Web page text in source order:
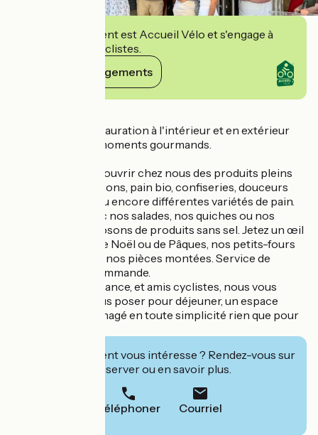
Cet établissement est Accueil Vélo et s'engage à
accueillir des cyclistes.
Voir ses engagements
Un espace de restauration à l'intérieur et en extérieur
pour profiter de moments gourmands.
Vous pourrez découvrir chez nous des produits pleins
de saveurs : macarons, pain bio, confiseries, douceurs
(crêpes, glaces) ou encore différentes variétés de pain.
Régalez-vous avec nos salades, nos quiches ou nos
pizzas. Nous disposons de produits sans sel. Jetez un œil
à nos chocolats de Noël ou de Pâques, nos petits-fours
salés ou sucrés et nos pièces montées. Service de
pâtisseries sur commande.
Clientèle en itinérance, et amis cyclistes, nous vous
proposons de vous poser pour déjeuner, un espace
ombragé est aménagé en toute simplicité rien que pour
Cet établissement vous intéresse ? Rendez-vous sur
leur site pour réserver ou en savoir plus.
Téléphoner Courriel